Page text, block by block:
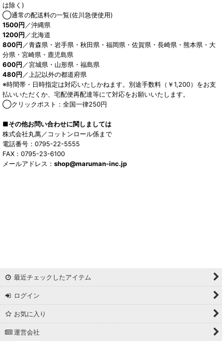
は除く)
◯通常の配送料の一覧(佐川急便使用)
1500円 ／沖縄県
1200円 ／北海道
800円 ／青森県・岩手県・秋田県・福岡県・佐賀県・長崎県・熊本県・大
分県・宮崎県・鹿児島県
600円 ／宮城県・山形県・福島県
480円 ／上記以外の都道府県
※時間帯・日時指定は対応いたしかねます。別途手数料（￥1,200）をお支
払いいただくか、宅配便再配達等にて対応をお願いいたします。
◯クリックポスト：全国一律250円
■その他お問い合わせに関しましては
株式会社丸萬／コットンロール係まで
電話番号：0795-22-5555
FAX：0795-23-6100
メールアドレス： shop@maruman-inc.jp
最近チェックしたアイテム
ログイン
お気に入り
運営会社